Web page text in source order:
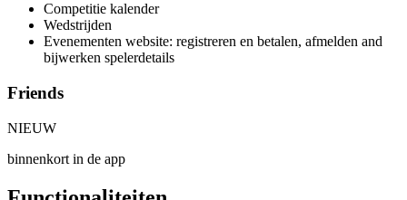
Competitie kalender
Wedstrijden
Evenementen website: registreren en betalen, afmelden and
bijwerken spelerdetails
Friends
NIEUW
binnenkort in de app